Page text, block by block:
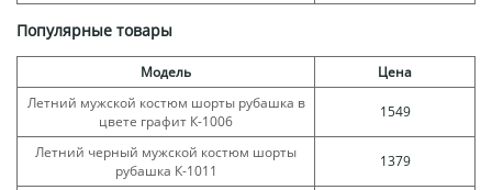
Популярные товары
Модель
Цена
Летний мужской костюм шорты рубашка в
цвете графит К-1006
1549
Летний черный мужской костюм шорты
рубашка К-1011
1379